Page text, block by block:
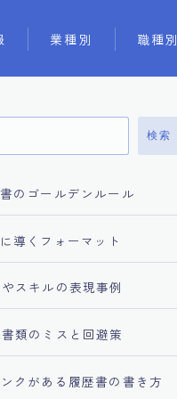
業種別 職種別
検索
のゴールデンルール
導くフォーマット
スキルの表現事例
類のミスと回避策
クがある履歴書の書き方